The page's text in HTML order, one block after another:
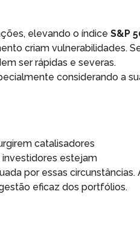
elevando o índiceS&P
criam vulnerabilidades.
ser rápidas e severas.
considerando a
catalisadores
estejam
por essas circunstâncias.
eficaz dos portfólios.